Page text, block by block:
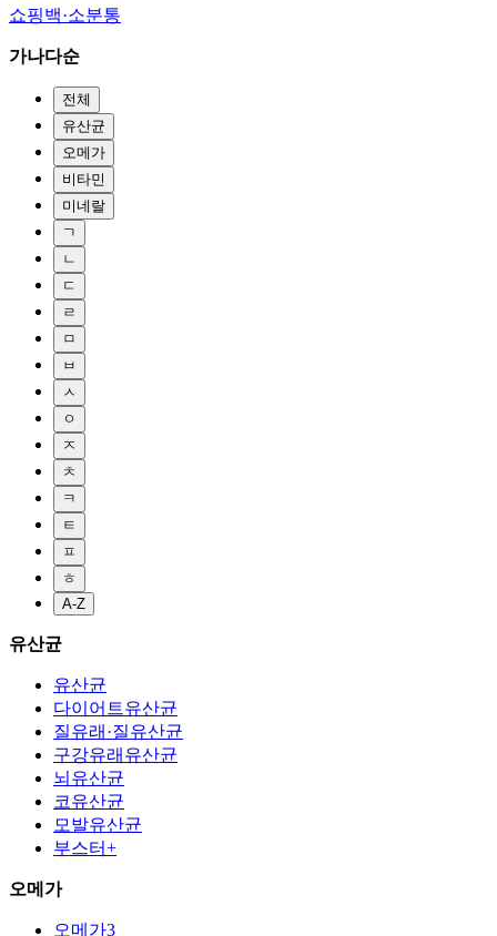
쇼핑백·소분통
가나다순
전체
유산균
오메가
비타민
미네랄
ㄱ
ㄴ
ㄷ
ㄹ
ㅁ
ㅂ
ㅅ
ㅇ
ㅈ
ㅊ
ㅋ
ㅌ
ㅍ
ㅎ
A-Z
유산균
유산균
다이어트유산균
질유래·질유산균
구강유래유산균
뇌유산균
코유산균
모발유산균
부스터+
오메가
오메가3